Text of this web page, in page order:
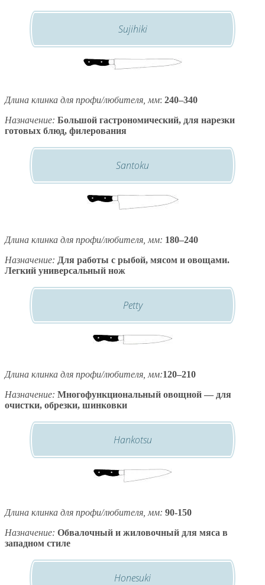
Sujihiki
Длина клинка для профи/любителя, мм: 240–340
Назначение: Большой гастрономический, для нарезки
готовых блюд, филерования
Santoku
Длина клинка для профи/любителя, мм: 180–240
Назначение: Для работы с рыбой, мясом и овощами.
Легкий универсальный нож
Petty
Длина клинка для профи/любителя, мм:120–210
Назначение: Многофункциональный овощной — для
очистки, обрезки, шинковки
Hankotsu
Длина клинка для профи/любителя, мм: 90-150
Назначение: Обвалочный и жиловочный для мяса в
западном стиле
Honesuki